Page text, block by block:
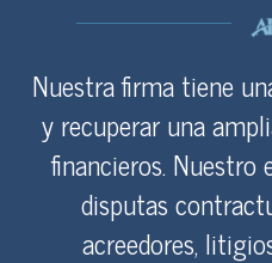
Nuestra firma tiene
y recuperar una
financieros. Nuestro
disputas
acreedores,